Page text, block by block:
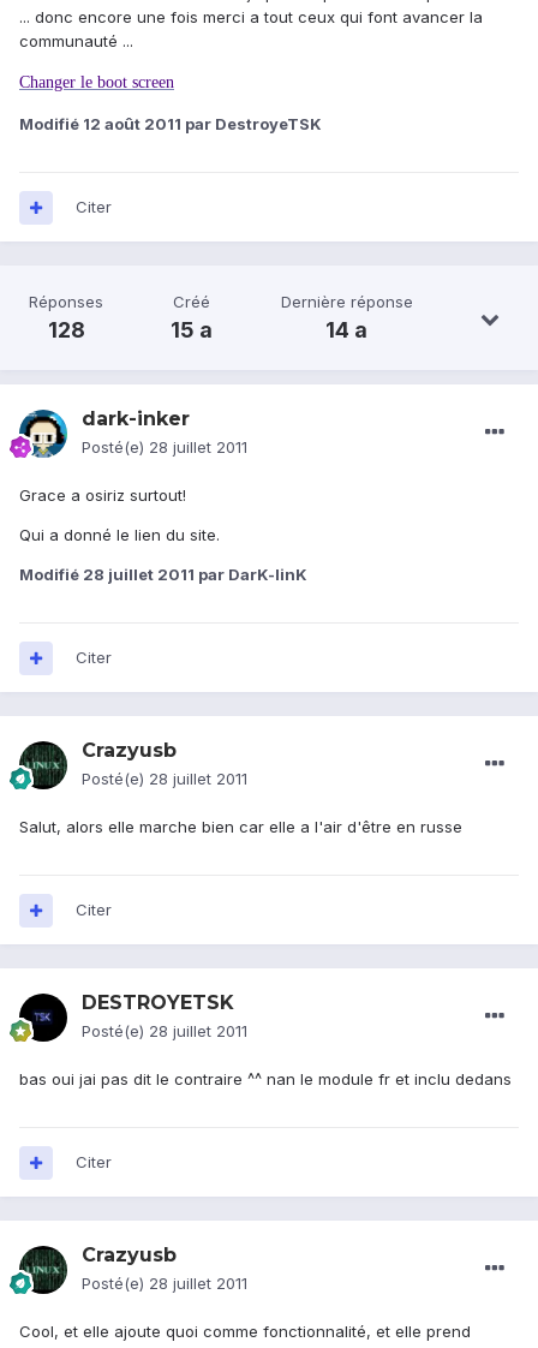
... donc encore une fois merci a tout ceux qui font avancer la
communauté ...
Changer le boot screen
Modifié 12 août 2011 par DestroyeTSK
Citer
Réponses
128
Créé
15 a
Dernière réponse
14 a
dark-inker
Posté(e) 28 juillet 2011
Grace a osiriz surtout!
Qui a donné le lien du site.
Modifié 28 juillet 2011 par DarK-linK
Citer
Crazyusb
Posté(e) 28 juillet 2011
Salut, alors elle marche bien car elle a l'air d'être en russe
Citer
DESTROYETSK
Posté(e) 28 juillet 2011
bas oui jai pas dit le contraire ^^ nan le module fr et inclu dedans
Citer
Crazyusb
Posté(e) 28 juillet 2011
Cool, et elle ajoute quoi comme fonctionnalité, et elle prend